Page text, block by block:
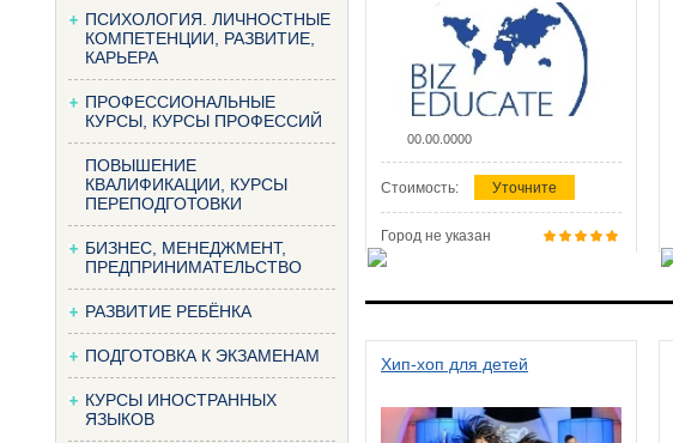
ПСИХОЛОГИЯ. ЛИЧНОСТНЫЕ
КОМПЕТЕНЦИИ, РАЗВИТИЕ,
КАРЬЕРА
ПРОФЕССИОНАЛЬНЫЕ
КУРСЫ, КУРСЫ ПРОФЕССИЙ
ПОВЫШЕНИЕ
КВАЛИФИКАЦИИ, КУРСЫ
ПЕРЕПОДГОТОВКИ
БИЗНЕС, МЕНЕДЖМЕНТ,
ПРЕДПРИНИМАТЕЛЬСТВО
РАЗВИТИЕ РЕБЁНКА
ПОДГОТОВКА К ЭКЗАМЕНАМ
КУРСЫ ИНОСТРАННЫХ
ЯЗЫКОВ
00.00.0000
Стоимость: Уточните
Город не указан
Хип-хоп для детей